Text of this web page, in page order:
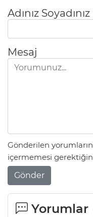
Adınız Soyadınız
Mesaj
Gönderilen
içermemesi gerektiğini
Gönder
Yorumlar